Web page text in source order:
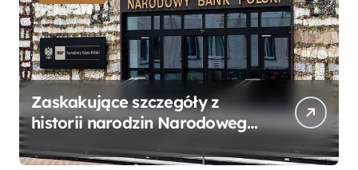
Zaskakujące szczegóły z
historii narodzin Narodowego
mogłeś nie wiedzieć